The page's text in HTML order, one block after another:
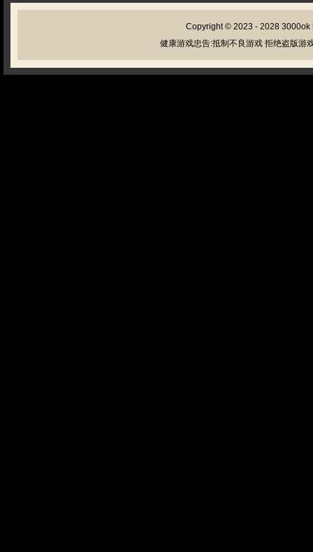
Copyright © 2023 - 2028 3000ok
健康游戏忠告:抵制不良游戏 拒绝盗版游